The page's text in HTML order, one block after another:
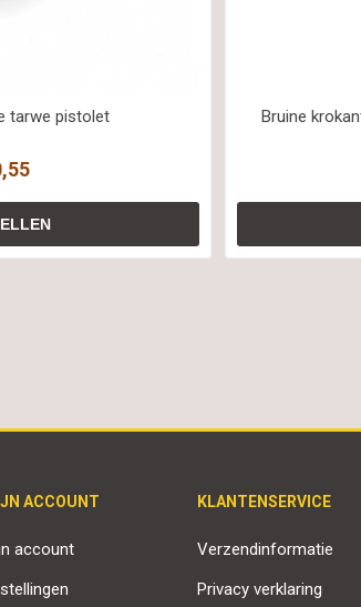
tarwe pistolet
Bruine
ACCOUNT
account
KLANTENSERVICE
Verzendinformatie
Privacy verklaring